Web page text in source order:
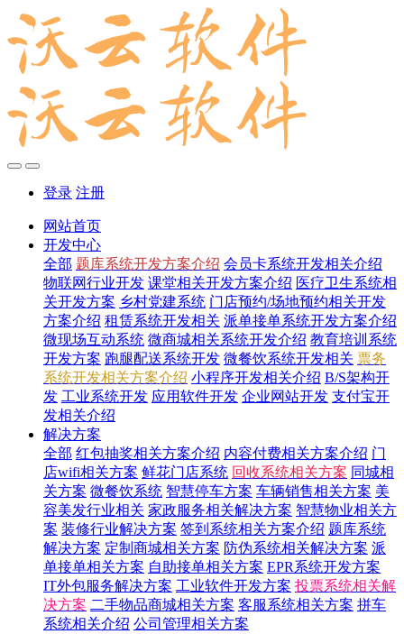
登录 注册
网站首页
开发中心
全部 题库系统开发方案介绍 会员卡系统开发相关介绍
物联网行业开发 课堂相关开发方案介绍 医疗卫生系统相
关开发方案 乡村党建系统 门店预约/场地预约相关开发
方案介绍 租赁系统开发相关 派单接单系统开发方案介绍
微现场互动系统 微商城相关系统开发介绍 教育培训系统
开发方案 跑腿配送系统开发 微餐饮系统开发相关 票务
系统开发相关方案介绍 小程序开发相关介绍 B/S架构开
发 工业系统开发 应用软件开发 企业网站开发 支付宝开
发相关介绍
解决方案
全部 红包抽奖相关方案介绍 内容付费相关方案介绍 门
店wifi相关方案 鲜花门店系统 回收系统相关方案 同城相
关方案 微餐饮系统 智慧停车方案 车辆销售相关方案 美
容美发行业相关 家政服务相关解决方案 智慧物业相关方
案 装修行业解决方案 签到系统相关方案介绍 题库系统
解决方案 定制商城相关方案 防伪系统相关解决方案 派
单接单相关方案 自助接单相关方案 EPR系统开发方案
IT外包服务解决方案 工业软件开发方案 投票系统相关解
决方案 二手物品商城相关方案 客服系统相关方案 拼车
系统相关介绍 公司管理相关方案